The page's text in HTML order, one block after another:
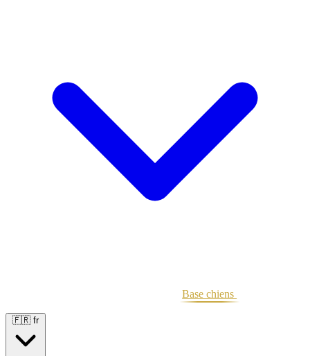
Base chiens
🇫🇷 fr